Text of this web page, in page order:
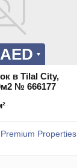
в Tilal City,
№ 666177
Properties